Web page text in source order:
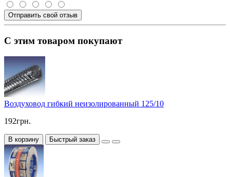
Отправить свой отзыв
С этим товаром покупают
Воздуховод гибкий неизолированный 125/10
192грн.
В корзину Быстрый заказ